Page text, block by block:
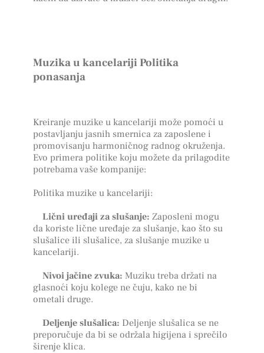
Muzika u kancelariji Politika
ponasanja
Kreiranje muzike u kancelariji može pomoći u
postavljanju jasnih smernica za zaposlene i
promovisanju harmoničnog radnog okruženja.
Evo primera politike koju možete da prilagodite
potrebama vaše kompanije:
Politika muzike u kancelariji:
Lični uređaji za slušanje: Zaposleni mogu
da koriste lične uređaje za slušanje, kao što su
slušalice ili slušalice, za slušanje muzike u
kancelariji.
Nivoi jačine zvuka: Muziku treba držati na
glasnoći koju kolege ne čuju, kako ne bi
ometali druge.
Deljenje slušalica: Deljenje slušalica se ne
preporučuje da bi se održala higijena i sprečilo
širenje klica.